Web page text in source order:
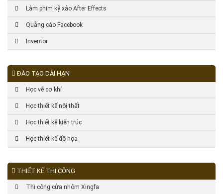
Làm phim kỹ xảo After Effects
Quảng cáo Facebook
Inventor
ĐÀO TẠO DÀI HẠN
Học vẽ cơ khí
Học thiết kế nội thất
Học thiết kế kiến trúc
Học thiết kế đồ họa
THIẾT KẾ THI CÔNG
Thi công cửa nhôm Xingfa